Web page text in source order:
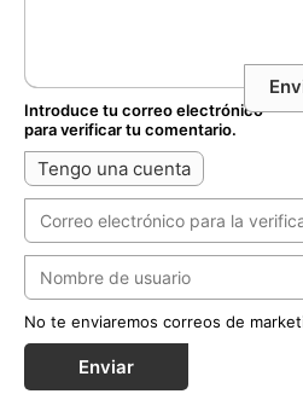
Introduce tu correo electrónico
para verificar tu comentario.
Tengo una cuenta
No te enviaremos correos de
Enviar